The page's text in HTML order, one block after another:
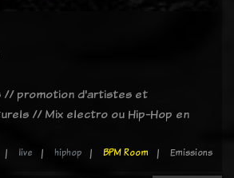
// promotion d'artistes et
// Mix electro ou Hip-Hop en
live hiphop BPM Room Emissions